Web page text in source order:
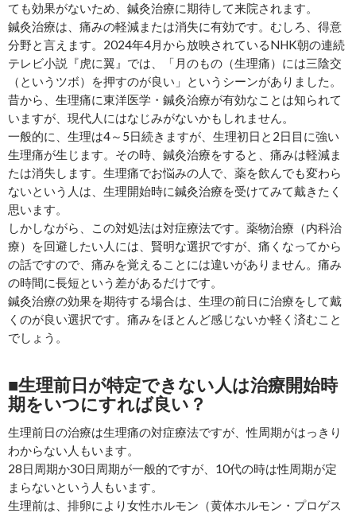
ても効果がないため、鍼灸治療に期待して来院されます。
鍼灸治療は、痛みの軽減または消失に有効です。むしろ、得意
分野と言えます。2024年4月から放映されているNHK朝の連続
テレビ小説『虎に翼』では、「月のもの（生理痛）には三陰交
（というツボ）を押すのが良い」というシーンがありました。
昔から、生理痛に東洋医学・鍼灸治療が有効なことは知られて
いますが、現代人にはなじみがないかもしれません。
一般的に、生理は4～5日続きますが、生理初日と2日目に強い
生理痛が生じます。その時、鍼灸治療をすると、痛みは軽減ま
たは消失します。生理痛でお悩みの人で、薬を飲んでも変わら
ないという人は、生理開始時に鍼灸治療を受けてみて戴きたく
思います。
しかしながら、この対処法は対症療法です。薬物治療（内科治
療）を回避したい人には、賢明な選択ですが、痛くなってから
の話ですので、痛みを覚えることには違いがありません。痛み
の時間に長短という差があるだけです。
鍼灸治療の効果を期待する場合は、生理の前日に治療をして戴
くのが良い選択です。痛みをほとんど感じないか軽く済むこと
でしょう。
■生理前日が特定できない人は治療開始時
期をいつにすれば良い？
生理前日の治療は生理痛の対症療法ですが、性周期がはっきり
わからない人もいます。
28日周期か30日周期が一般的ですが、10代の時は性周期が定
まらないという人もいます。
生理前は、排卵により女性ホルモン（黄体ホルモン・プロゲス